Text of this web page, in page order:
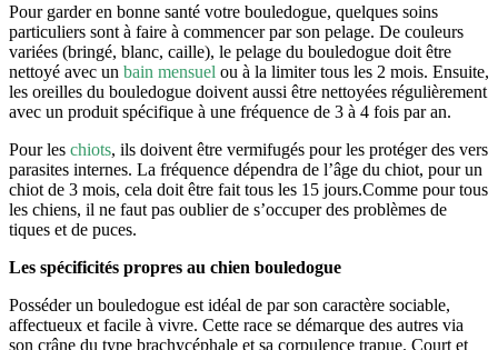
Pour garder en bonne santé votre bouledogue, quelques soins
particuliers sont à faire à commencer par son pelage. De couleurs
variées (bringé, blanc, caille), le pelage du bouledogue doit être
nettoyé avec un bain mensuel ou à la limiter tous les 2 mois. Ensuite,
les oreilles du bouledogue doivent aussi être nettoyées régulièrement
avec un produit spécifique à une fréquence de 3 à 4 fois par an.
Pour les chiots, ils doivent être vermifugés pour les protéger des vers
parasites internes. La fréquence dépendra de l’âge du chiot, pour un
chiot de 3 mois, cela doit être fait tous les 15 jours.Comme pour tous
les chiens, il ne faut pas oublier de s’occuper des problèmes de
tiques et de puces.
Les spécificités propres au chien bouledogue
Posséder un bouledogue est idéal de par son caractère sociable,
affectueux et facile à vivre. Cette race se démarque des autres via
son crâne du type brachycéphale et sa corpulence trapue. Court et